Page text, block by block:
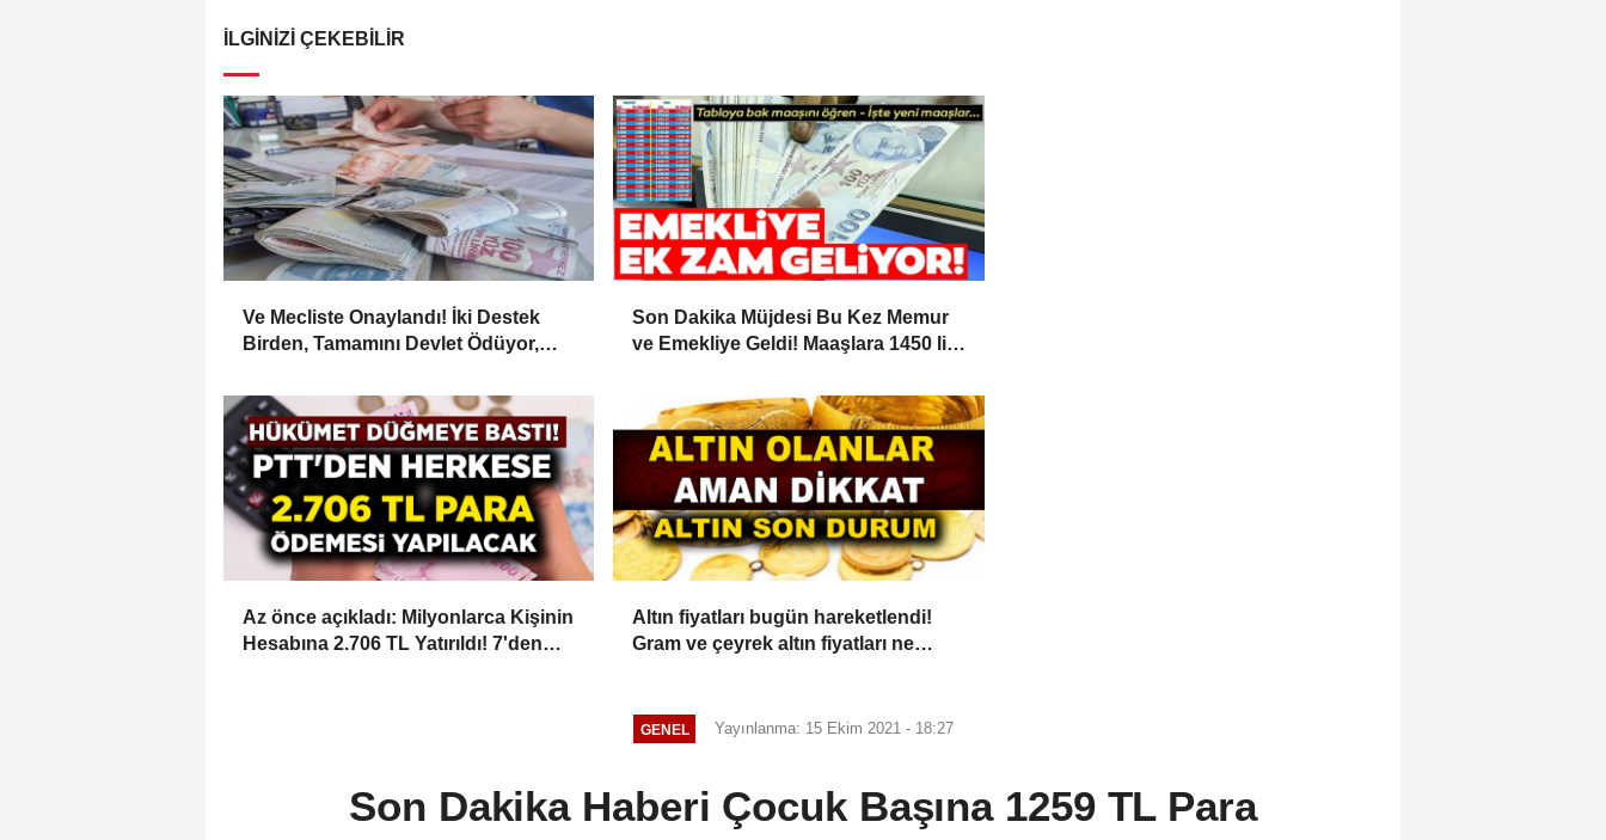
İLGINIZI ÇEKEBILIR
Ve Mecliste Onaylandı! İki Destek
Birden, Tamamını Devlet Ödüyor,
Son Dakika Müjdesi Bu Kez Memur
ve Emekliye Geldi! Maaşlara 1450 lira
Az önce açıkladı: Milyonlarca Kişinin
Hesabına 2.706 TL Yatırıldı! 7'den
Altın fiyatları bugün hareketlendi!
Gram ve çeyrek altın fiyatları ne
GENEL Yayınlanma: 15 Ekim 2021 - 18:27
Son Dakika Haberi Çocuk Başına 1259 TL Para